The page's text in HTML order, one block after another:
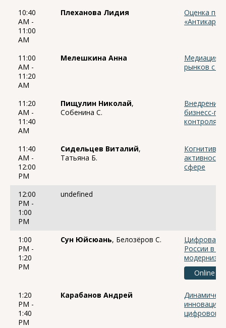
10:40
AM -
11:00
AM
Плеханова Лидия
Оценка
11:00
AM -
11:20
AM
Мелешкина Анна
Медиация
рынков с
11:20
AM -
11:40
AM
Пищулин Николай,
Собенина С.
Внедрение
бизнесс-
контроля
11:40
AM -
12:00
PM
Сидельцев Виталий,
Татьяна Б.
сфере
12:00
PM -
1:00
PM
undefined
1:00
PM -
1:20
PM
Сун Юйсюань, Белозёров С.
Цифровая
России в
Online
1:20
PM -
1:40
PM
Карабанов Андрей
цифровой